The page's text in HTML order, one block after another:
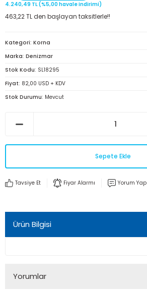
4.240,49 TL (%5,00 havale indirimi)
463,22 TL den başlayan taksitlerle!!
Kategori Korna
Marka Denizmar
Stok Kodu SL18295
Fiyat 82,00 USD + KDV
Stok Durumu Mevcut
Sepete Ekle
Tavsiye Et Fiyar Alarmı Yorum Yap
Ürün Bilgisi
Yorumlar